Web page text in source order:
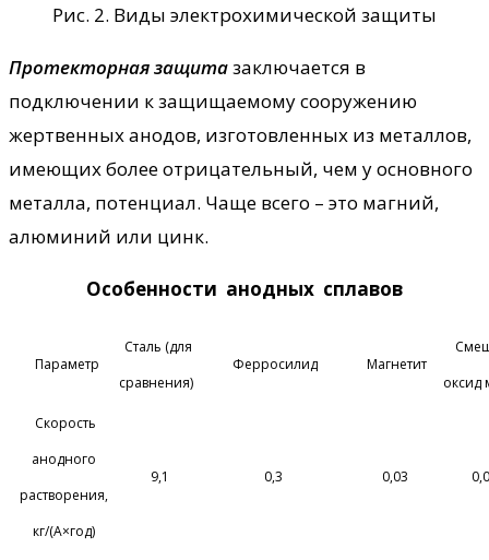
Рис. 2. Виды электрохимической защиты
Протекторная защитазаключается в
подключении к защищаемому сооружению
жертвенных анодов, изготовленных из металлов,
имеющих более отрицательный, чем у основного
металла, потенциал. Чаще всего – это магний,
алюминий или цинк.
Особенности анодных сплавов
Параметр
Сталь (для
сравнения)
Ферросилид Магнетит
оксид
Скорость
анодного
растворения,
кг/(А×год)
9,1 0,3 0,03